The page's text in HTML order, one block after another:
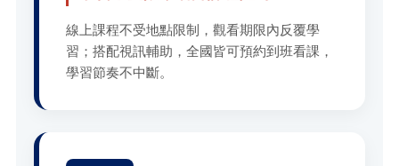
線上課程不受地點限制，觀看期限內反覆學
習；搭配視訊輔助，全國皆可預約到班看課，
學習節奏不中斷。